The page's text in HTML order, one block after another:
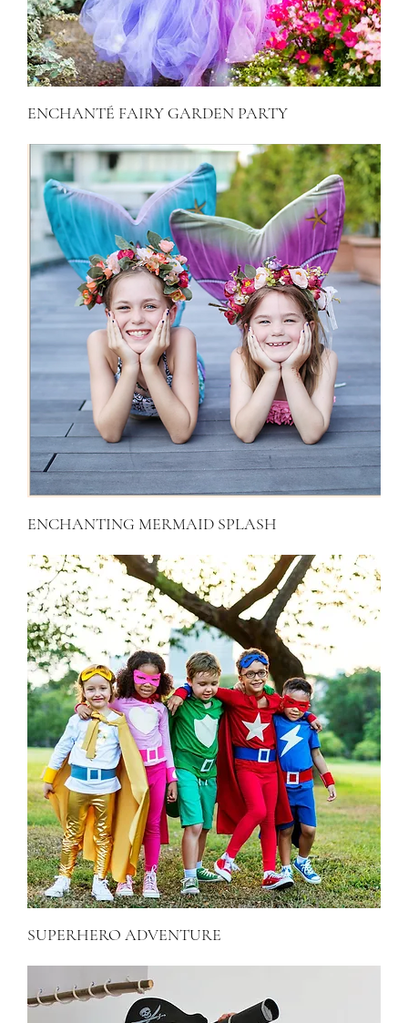
ENCHANTÉ FAIRY GARDEN PARTY
ENCHANTING MERMAID SPLASH
SUPERHERO ADVENTURE